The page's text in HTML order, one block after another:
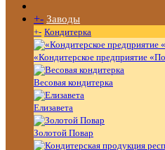
+- Заводы
+- Кондитерка
«Кондитерское предприятие
Весовая кондитерка
Елизавета
Золотой Повар